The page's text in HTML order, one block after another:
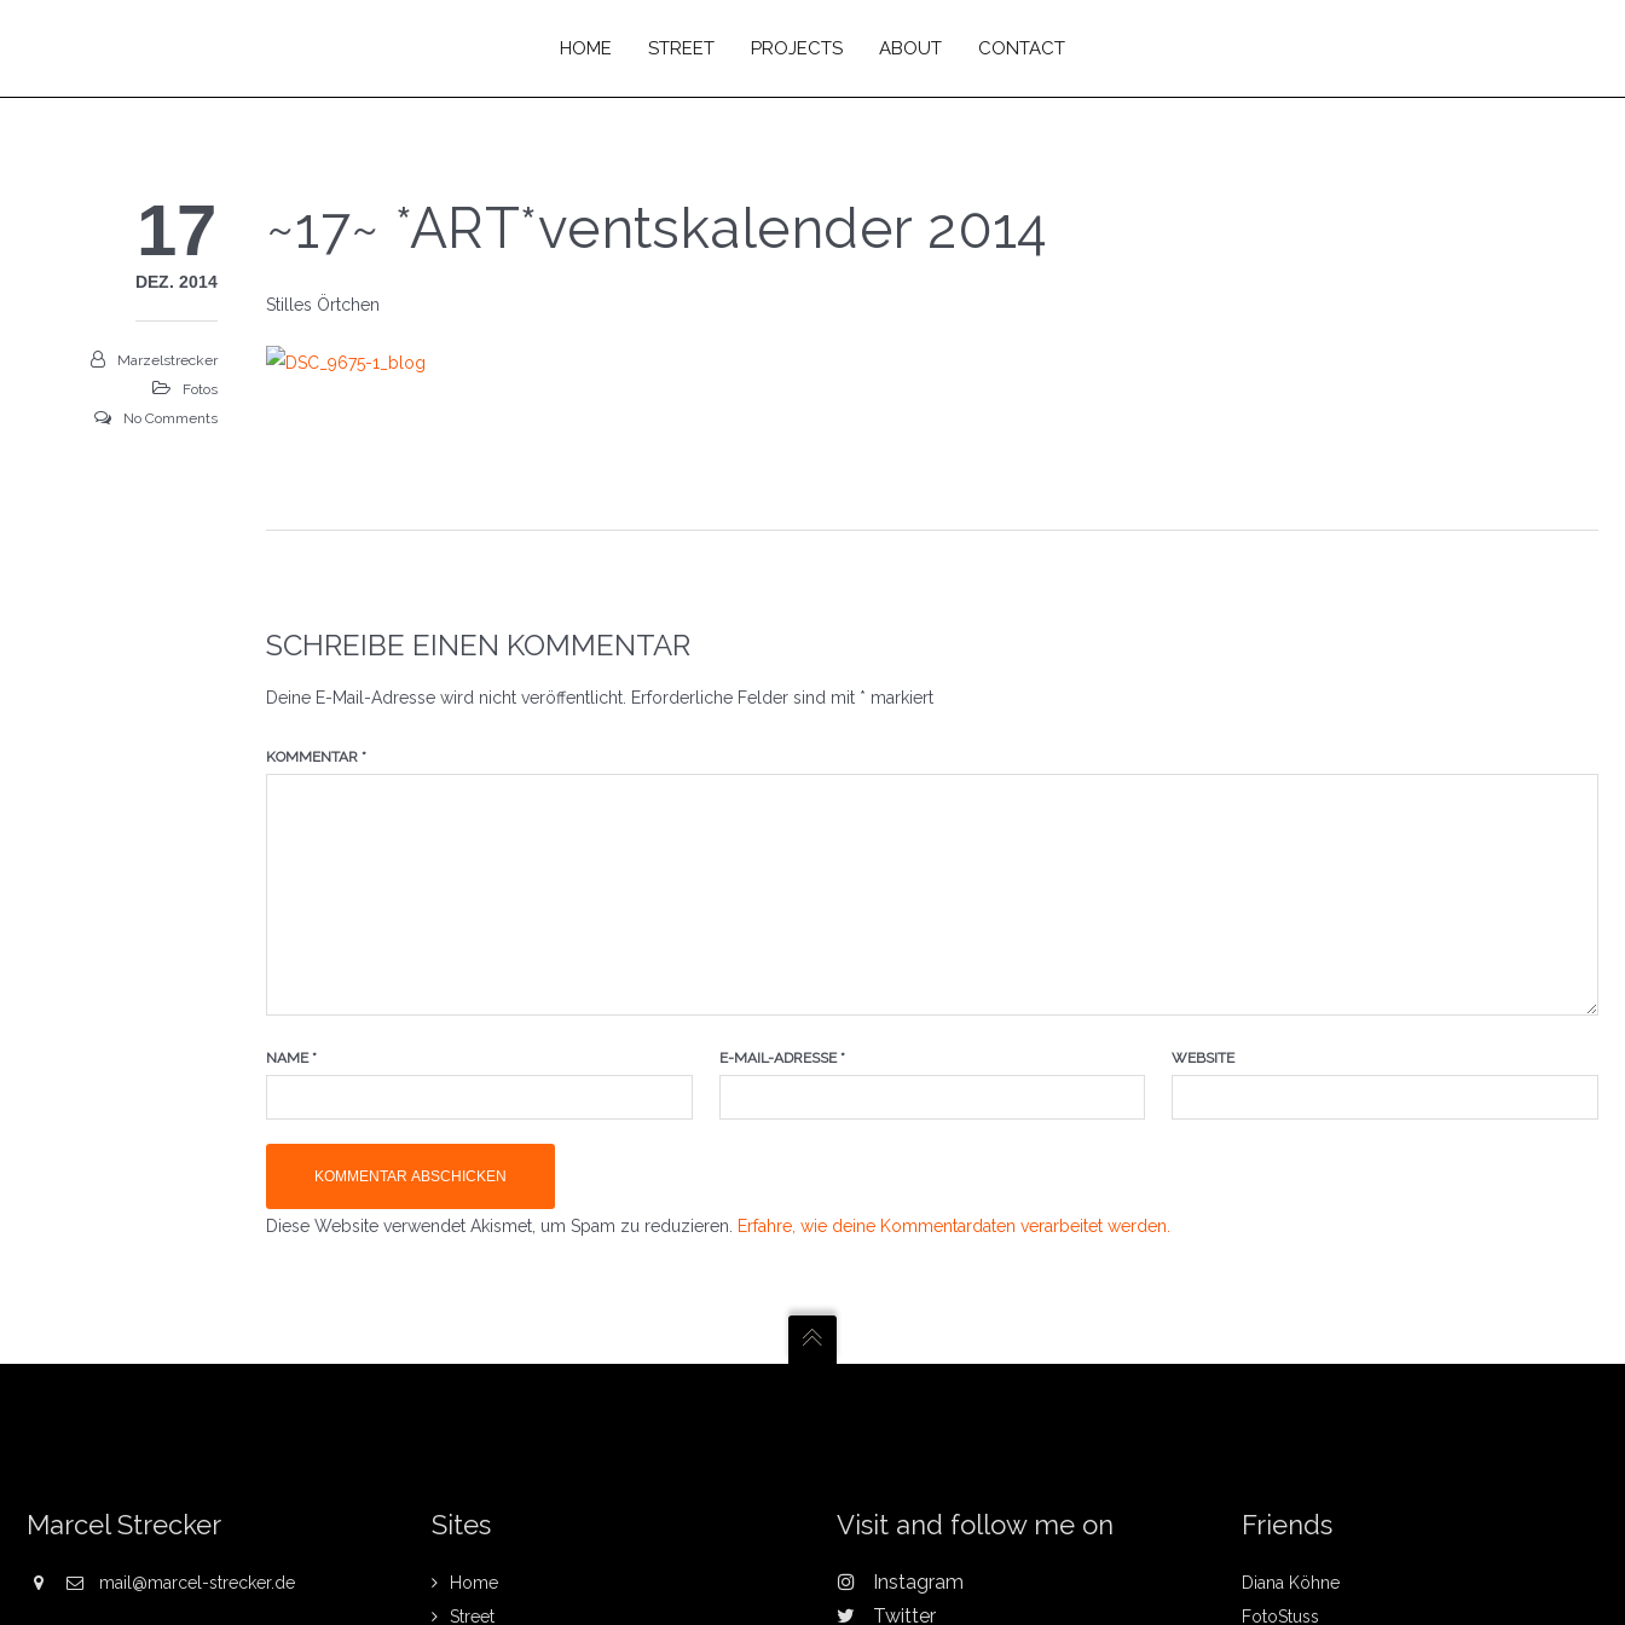
HOME STREET PROJECTS ABOUT CONTACT
17
DEZ. 2014
Marzelstrecker
Fotos
No Comments
~17~ *ART*ventskalender 2014
Stilles Örtchen
SCHREIBE EINEN KOMMENTAR
Deine E-Mail-Adresse wird nicht veröffentlicht. Erforderliche Felder sind mit * markiert
KOMMENTAR *
NAME* E-MAIL-ADRESSE* WEBSITE
Diese Website verwendet Akismet, um Spam zu reduzieren. Erfahre, wie deine Kommentardaten verarbeitet werden.
Marcel Strecker
mail@marcel-strecker.de
Sites
Home
Street
Visit and follow me on
Instagram
Twitter
Friends
Diana Köhne
FotoStuss